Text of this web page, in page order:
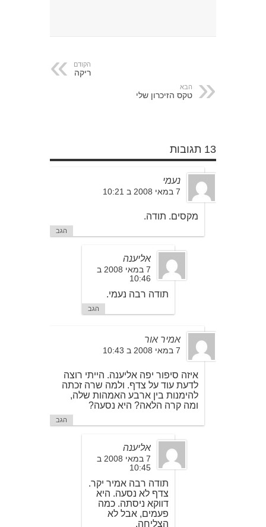
הקודם
ריקה
הבא
טקס הזיכרון שלי
13 תגובות
נעמי
7 במאי 2008 ב 10:21
מקסים. תודה.
הגב
אליענה
7 במאי 2008 ב
10:46
תודה רבה נעמי.
הגב
אמיר אור
7 במאי 2008 ב 10:43
איזה סיפור יפה אליענה. הייתי רוצה
לדעת עוד על צדף. ולמה שרה זכתה
להימנות בין ארבע האמהות שלה,
ומה קרה הלאה? היא נסעה?
הגב
אליענה
7 במאי 2008 ב
10:45
תודה רבה אמיר יקר.
צדף לא נסעה. היא
דווקא ניסתה. כמה
פעמים, אבל לא
הצליחה.